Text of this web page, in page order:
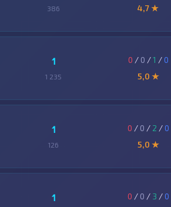
386
4,7 ★
1
1 235
0 / 0 /1 /0
5,0 ★
1
126
0 / 0 / 2 /0
5,0 ★
1 0 / 0 / 3 /0